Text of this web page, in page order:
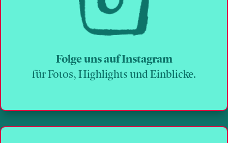
Folge uns auf Instagram
für Fotos, Highlights und Einblicke.